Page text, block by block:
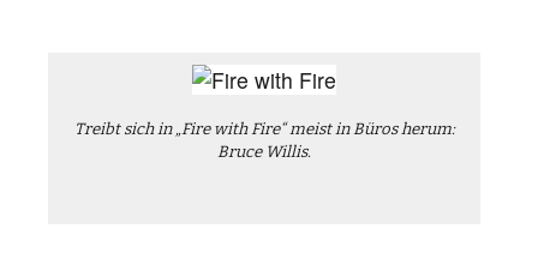
Treibt sich in „Fire with Fire“ meist in Büros herum:
Bruce Willis.